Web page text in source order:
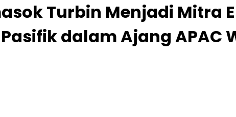
Turbin Menjadi Mitra
dalam Ajang APAC